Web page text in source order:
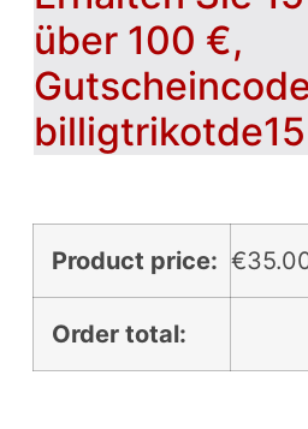
über 100 €,
billigtrikotde15
Product price: €
Order total: